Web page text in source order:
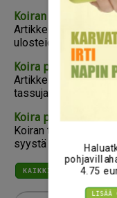
4.75
Koiran ulosteiden,
Artikkelissa
ulosteiden syöntiä,
Koira puree
Artikkeli käsittelee
tassujaan.
Koira pissaa
Koiran tai kissan
syystä lemmikkisi
KAIKKI TEEMAT